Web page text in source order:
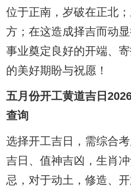
位于正南，岁破在正北
方；在这造成择吉而动
事业奠定良好的开端、
的美好期盼与祝愿！
五月份开工黄道吉日
查询
选择开工吉日，需综合
吉日、值神吉凶，生肖
忌，对于动土，修造、